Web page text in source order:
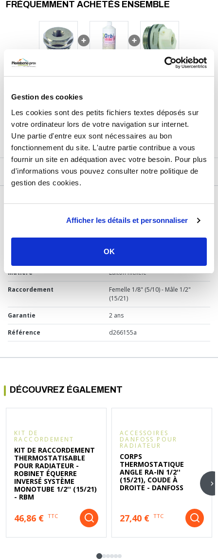
Gestion des cookies
Les cookies sont des petits fichiers textes déposés sur
votre ordinateur lors de votre navigation sur internet.
Une partie d'entre eux sont nécessaires au bon
fonctionnement du site. L'autre partie contribue a vous
fournir un site en adéquation avec votre besoin. Pour plus
d'informations vous pouvez consulter notre politique de
gestion des cookies.
Afficher les détails et personnaliser
OK
propre, sans ajout de pâte ou ruban. Ce type de réduction est
particulièrement utile pour installer un purgeur manuel ou un
accessoire de contrôle sur les radiateurs.
FRÉQUEMMENT ACHETÉS ENSEMBLE
DESCRIPTIF
Raccord cannelé
Usage Chauffage
Somatherm
Matière Laiton nickelé
Raccordement
Femelle 1/8" (5/10) - Mâle 1/2"
(15/21)
Garantie 2 ans
Référence d266155a
DÉCOUVREZ ÉGALEMENT
KIT DE
RACCORDEMENT
KIT DE RACCORDEMENT
THERMOSTATISABLE
POUR RADIATEUR -
ROBINET ÉQUERRE
INVERSÉ SYSTÈME
MONOTUBE 1/2'' (15/21)
- RBM
46,86 € TTC
ACCESSOIRES
DANFOSS POUR
RADIATEUR
CORPS
THERMOSTATIQUE
ANGLE RA-IN 1/2''
(15/21), COUDE À
DROITE - DANFOSS
27,40 € TTC